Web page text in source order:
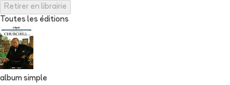
Retirer en librairie
Toutes les éditions
album simple